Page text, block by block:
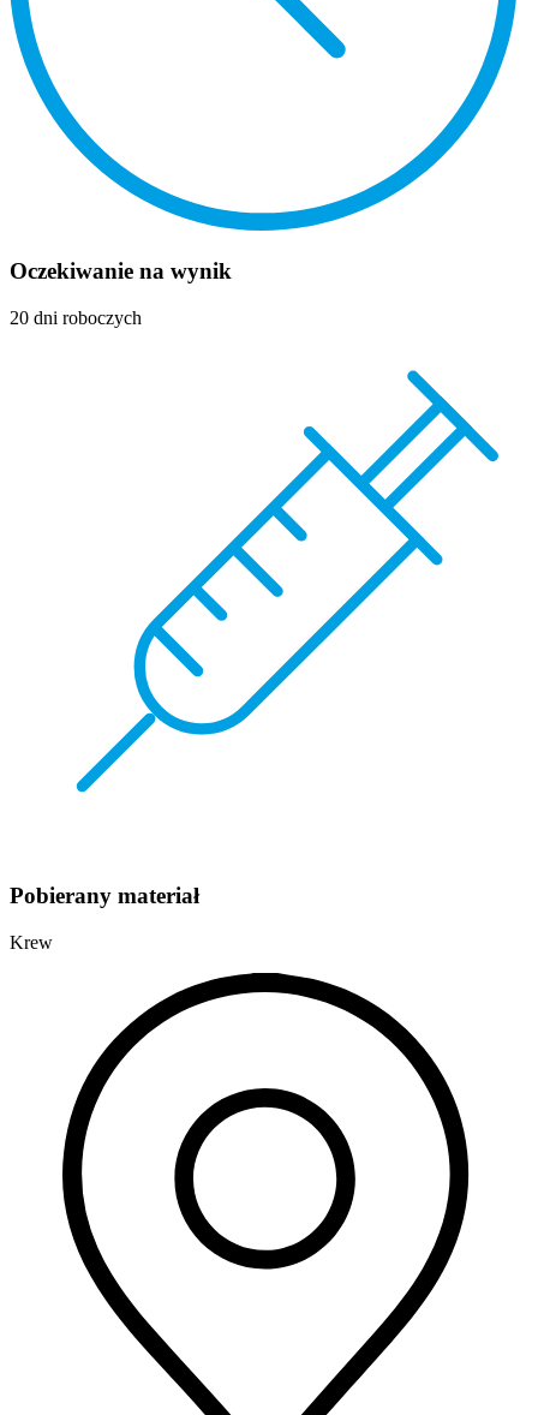
Oczekiwanie na wynik
20 dni roboczych
Pobierany materiał
Krew